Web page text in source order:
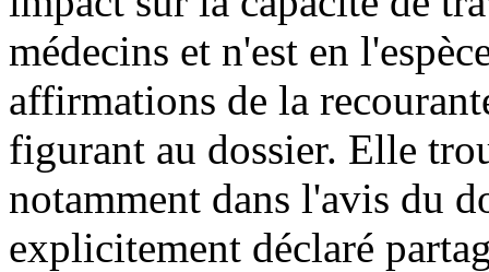
médecins et n'est en
affirmations de la
figurant au dossier. Elle
notamment dans l'avis du
explicitement déclaré